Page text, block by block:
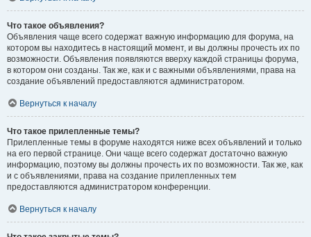
Что такое объявления?
Объявления чаще всего содержат важную информацию для форума, на
котором вы находитесь в настоящий момент, и вы должны прочесть их по
возможности. Объявления появляются вверху каждой страницы форума,
в котором они созданы. Так же, как и с важными объявлениями, права на
создание объявлений предоставляются администратором.
Вернуться к началу
Что такое прилепленные темы?
Прилепленные темы в форуме находятся ниже всех объявлений и только
на его первой странице. Они чаще всего содержат достаточно важную
информацию, поэтому вы должны прочесть их по возможности. Так же, как
и с объявлениями, права на создание прилепленных тем
предоставляются администратором конференции.
Вернуться к началу